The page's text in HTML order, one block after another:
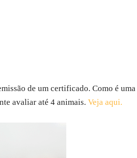
de um certificado. Como é uma
avaliar até 4 animais. Veja aqui.